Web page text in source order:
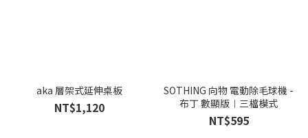
aka 層架式延伸桌板
NT$1,120
SOTHING 向物 電動除毛球機 -
布丁 數顯版︱三檔模式
NT$595